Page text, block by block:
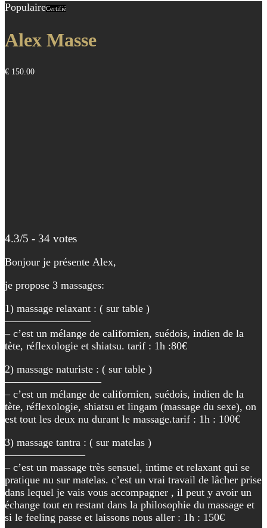
PopulaireCertifié
Alex Masse
€ 150.00
4.3/5 - 34 votes
Bonjour je présente Alex,
je propose 3 massages:
1) massage relaxant : ( sur table )
————————
– c’est un mélange de californien, suédois, indien de la
tète, réflexologie et shiatsu. tarif : 1h :80€
2) massage naturiste : ( sur table )
—————————
– c’est un mélange de californien, suédois, indien de la
tète, réflexologie, shiatsu et lingam (massage du sexe), on
est tout les deux nu durant le massage.tarif : 1h : 100€
3) massage tantra : ( sur matelas )
———————–
– c’est un massage très sensuel, intime et relaxant qui se
pratique nu sur matelas. c’est un vrai travail de lâcher prise
dans lequel je vais vous accompagner , il peut y avoir un
échange tout en restant dans la philosophie du massage et
si le feeling passe et laissons nous aller : 1h : 150€